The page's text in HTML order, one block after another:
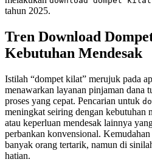
tahun 2025.
Tren Download
Kebutuhan Mendesak
Istilah “dompet kilat” merujuk pada
menawarkan layanan pinjaman dana
proses yang cepat. Pencarian untuk
meningkat seiring dengan kebutuhan
atau keperluan mendesak lainnya
perbankan konvensional.
banyak orang tertarik, namun di
hatian.